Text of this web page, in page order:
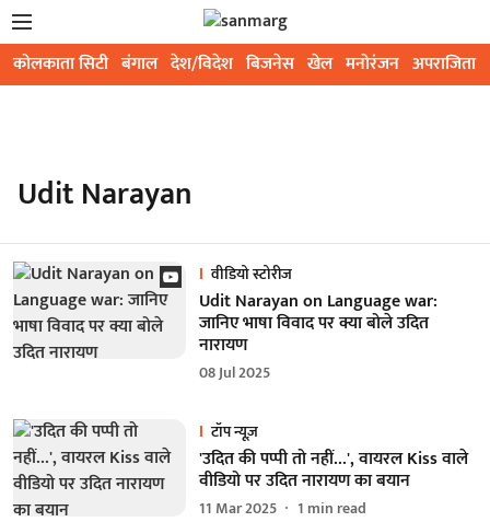
कोलकाता सिटी बंगाल देश/विदेश बिजनेस खेल मनोरंजन अपराजिता
Udit Narayan
वीडियो स्टोरीज
Udit Narayan on Language war:
जानिए भाषा विवाद पर क्या बोले उदित
नारायण
08 Jul 2025
टॉप न्यूज़
'उदित की पप्पी तो नहीं...', वायरल Kiss वाले
वीडियो पर उदित नारायण का बयान
11 Mar 2025 1 min read